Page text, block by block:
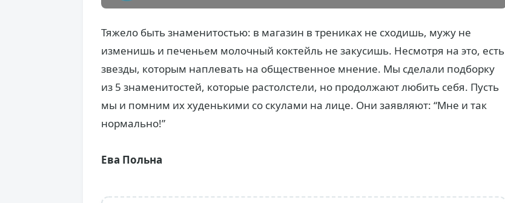
Тяжело быть знаменитостью: в магазин в трениках не сходишь, мужу не
изменишь и печеньем молочный коктейль не закусишь. Несмотря на это, есть
звезды, которым наплевать на общественное мнение. Мы сделали подборку
из 5 знаменитостей, которые растолстели, но продолжают любить себя. Пусть
мы и помним их худенькими со скулами на лице. Они заявляют: “Мне и так
нормально!”
Ева Польна